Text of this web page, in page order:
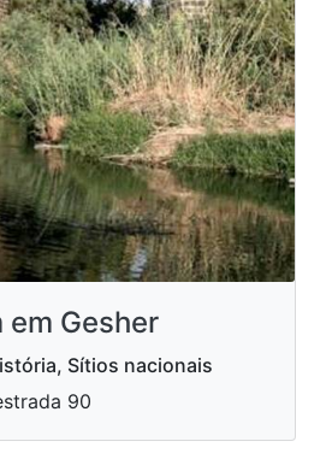
em Gesher
Sítios nacionais
90